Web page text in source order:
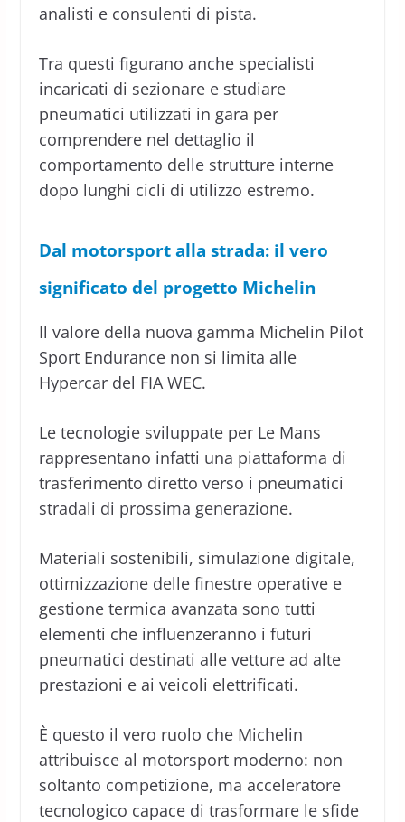
analisti e consulenti di pista.
Tra questi figurano anche specialisti
incaricati di sezionare e studiare
pneumatici utilizzati in gara per
comprendere nel dettaglio il
comportamento delle strutture interne
dopo lunghi cicli di utilizzo estremo.
Dal motorsport alla strada: il vero
significato del progetto Michelin
Il valore della nuova gamma Michelin Pilot
Sport Endurance non si limita alle
Hypercar del FIA WEC.
Le tecnologie sviluppate per Le Mans
rappresentano infatti una piattaforma di
trasferimento diretto verso i pneumatici
stradali di prossima generazione.
Materiali sostenibili, simulazione digitale,
ottimizzazione delle finestre operative e
gestione termica avanzata sono tutti
elementi che influenzeranno i futuri
pneumatici destinati alle vetture ad alte
prestazioni e ai veicoli elettrificati.
È questo il vero ruolo che Michelin
attribuisce al motorsport moderno: non
soltanto competizione, ma acceleratore
tecnologico capace di trasformare le sfide